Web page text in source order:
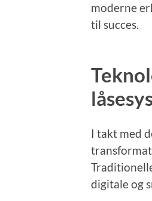
moderne
til succes.
I takt med
digitale og